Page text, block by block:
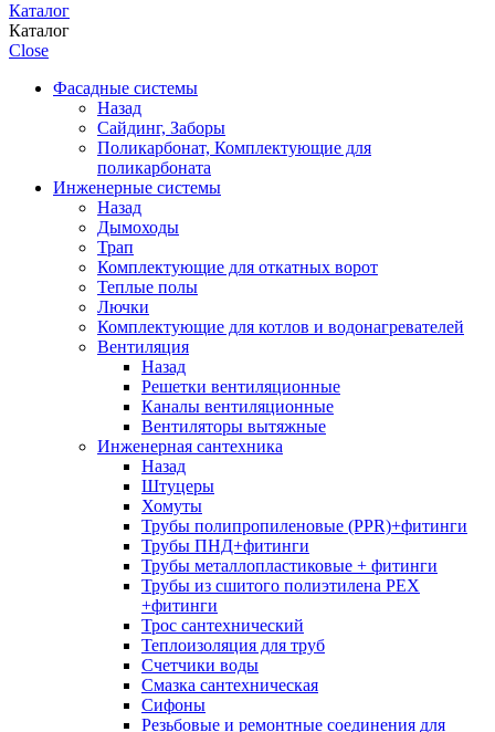
Каталог
Каталог
Close
Фасадные системы
Назад
Сайдинг, Заборы
Поликарбонат, Комплектующие для
поликарбоната
Инженерные системы
Назад
Дымоходы
Трап
Комплектующие для откатных ворот
Теплые полы
Лючки
Комплектующие для котлов и водонагревателей
Вентиляция
Назад
Решетки вентиляционные
Каналы вентиляционные
Вентиляторы вытяжные
Инженерная сантехника
Назад
Штуцеры
Хомуты
Трубы полипропиленовые (PPR)+фитинги
Трубы ПНД+фитинги
Трубы металлопластиковые + фитинги
Трубы из сшитого полиэтилена PEX
+фитинги
Трос сантехнический
Теплоизоляция для труб
Счетчики воды
Смазка сантехническая
Сифоны
Резьбовые и ремонтные соединения для